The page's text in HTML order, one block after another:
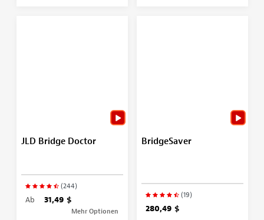
JLD Bridge Doctor
(244)
Ab 31,49 $
Mehr Optionen
BridgeSaver
(19)
280,49 $